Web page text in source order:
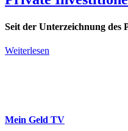
Seit der Unterzeichnung des
Weiterlesen
Mein Geld TV